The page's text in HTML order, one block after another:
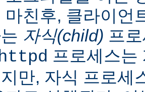
마친후, 클라이언
자식(child) 프
프로세스는
만, 자식 프로세